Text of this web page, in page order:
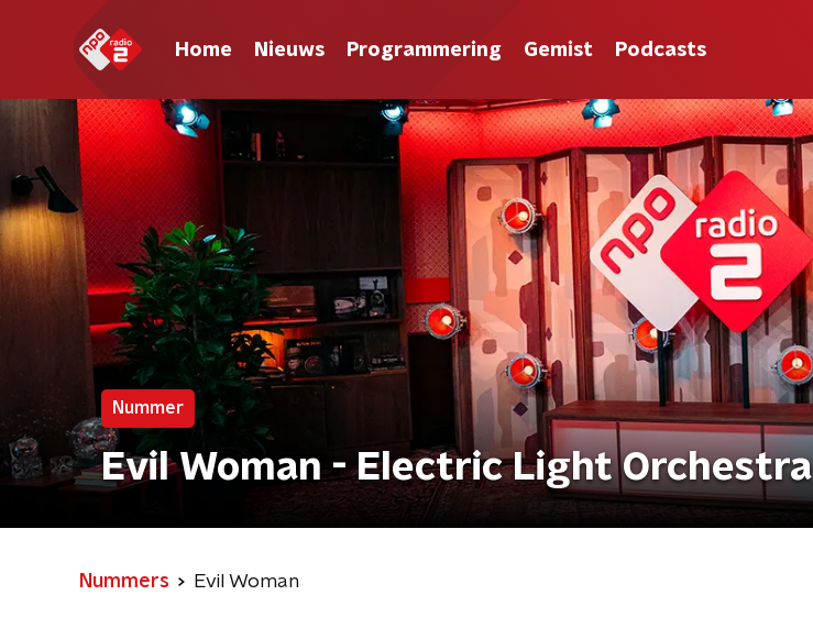
Home Nieuws Programmering Gemist Podcasts
Nummer
Evil Woman - Electric Light Orchestra
Nummers Evil Woman